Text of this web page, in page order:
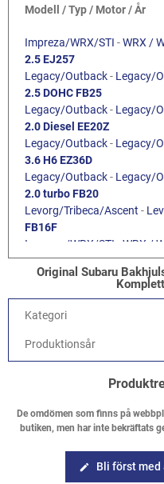
Modell / Typ / Motor / År
Impreza/WRX/STI -WRX /
2.5 EJ257
Legacy/Outback- Legacy/
2.5 DOHC FB25
Legacy/Outback- Legacy/
2.0 Diesel EE20Z
Legacy/Outback- Legacy/
3.6 H6 EZ36D
Legacy/Outback- Legacy/
2.0 turbo FB20
Levorg/Tribeca/Ascent -
FB16F
Impreza/WRX/STI
WRX /
FA20F
Original Subaru
Kategori
Produktionsår
De omdömen som finns på
butiken, men har inte bekräftats
edit Bli först med